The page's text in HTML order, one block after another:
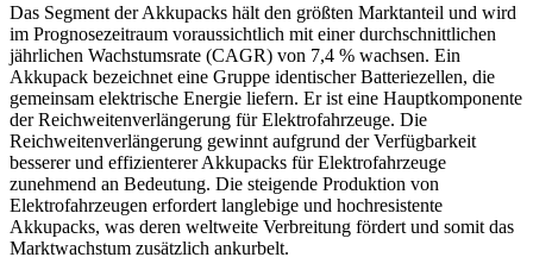
Das Segment der Akkupacks hält den größten Marktanteil und wird
im Prognosezeitraum voraussichtlich mit einer durchschnittlichen
jährlichen Wachstumsrate (CAGR) von 7,4 % wachsen. Ein
Akkupack bezeichnet eine Gruppe identischer Batteriezellen, die
gemeinsam elektrische Energie liefern. Er ist eine Hauptkomponente
der Reichweitenverlängerung für Elektrofahrzeuge. Die
Reichweitenverlängerung gewinnt aufgrund der Verfügbarkeit
besserer und effizienterer Akkupacks für Elektrofahrzeuge
zunehmend an Bedeutung. Die steigende Produktion von
Elektrofahrzeugen erfordert langlebige und hochresistente
Akkupacks, was deren weltweite Verbreitung fördert und somit das
Marktwachstum zusätzlich ankurbelt.